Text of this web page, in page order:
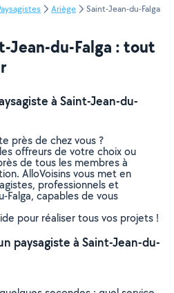
Ariège Saint-Jean-du-Falga
Jean-du-Falga : tout
à Saint-Jean-du-
près de chez vous ?
offreurs de votre choix ou
de tous les membres à
AlloVoisins vous met en
professionnels et
Falga, capables de vous
pour réaliser tous vos projets !
paysagiste à Saint-Jean-du-